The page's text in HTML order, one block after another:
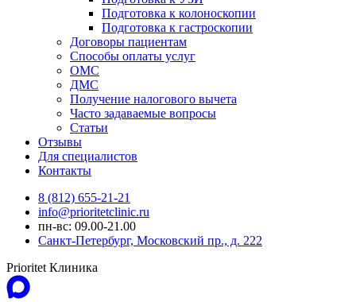
Подготовка к колоноскопии
Подготовка к гастроскопии
Договоры пациентам
Способы оплаты услуг
ОМС
ДМС
Получение налогового вычета
Часто задаваемые вопросы
Статьи
Отзывы
Для специалистов
Контакты
8 (812) 655-21-21
info@prioritetclinic.ru
пн-вс: 09.00-21.00
Санкт-Петербург, Московский пр., д. 222
Prioritet Клиника